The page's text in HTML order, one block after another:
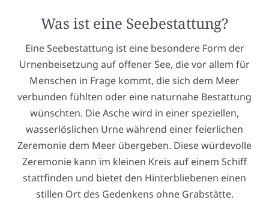
Was ist eine Seebestattung?
Eine Seebestattung ist eine besondere Form der
Urnenbeisetzung auf offener See, die vor allem für
Menschen in Frage kommt, die sich dem Meer
verbunden fühlten oder eine naturnahe Bestattung
wünschten. Die Asche wird in einer speziellen,
wasserlöslichen Urne während einer feierlichen
Zeremonie dem Meer übergeben. Diese würdevolle
Zeremonie kann im kleinen Kreis auf einem Schiff
stattfinden und bietet den Hinterbliebenen einen
stillen Ort des Gedenkens ohne Grabstätte.